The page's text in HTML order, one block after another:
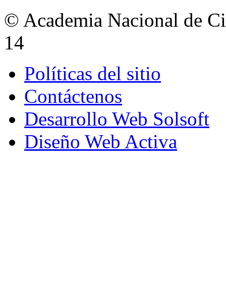
© Academia Nacional de
14
Políticas del sitio
Contáctenos
Desarrollo Web Solsoft
Diseño Web Activa